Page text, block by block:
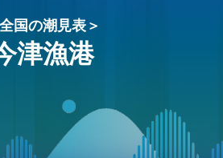
国の潮見表＞
津漁港